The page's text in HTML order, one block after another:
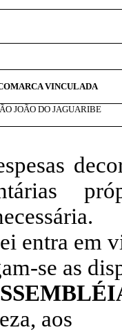
VINCULADA
JOÃO DO JAGUARIBE
entra em
se as
aos